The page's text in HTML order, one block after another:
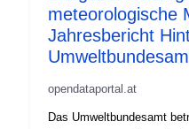
meteorologische
Jahresbericht
opendataportal.at
Das Umweltbundesamt